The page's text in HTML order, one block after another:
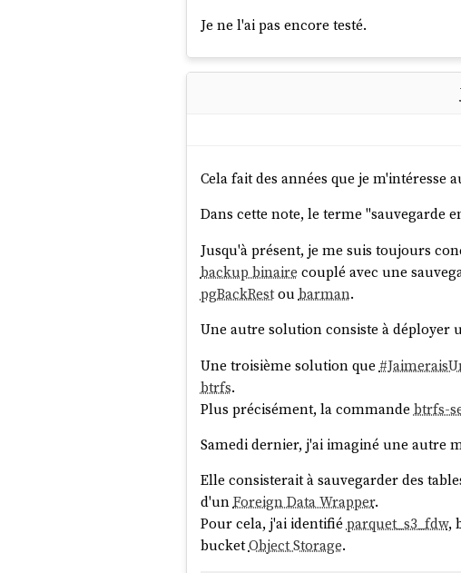
Je ne l'ai pas encore testé.
Cela fait des années que je m'intéresse
Dans cette note, le terme "sauvegarde
Jusqu'à présent, je me suis toujours
backup binaire couplé avec une
pgBackRestou barman.
Une autre solution consiste à déployer
Une troisième solution que #
btrfs.
Plus précisément, la commande btrfs-
Samedi dernier, j'ai imaginé une autre
Elle consisterait à sauvegarder des
d'unForeign Data Wrapper.
Pour cela, j'ai identifiéparquet_s3_fdw,
bucketObject Storage.